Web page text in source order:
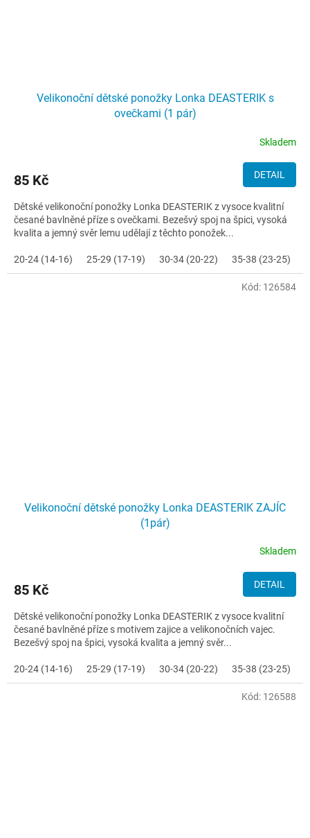
Velikonoční dětské ponožky Lonka DEASTERIK s
ovečkami (1 pár)
Skladem
85 Kč DETAIL
Dětské velikonoční ponožky Lonka DEASTERIK z vysoce kvalitní
česané bavlněné příze s ovečkami. Bezešvý spoj na špici, vysoká
kvalita a jemný svěr lemu udělají z těchto ponožek...
20-24 (14-16) 25-29 (17-19) 30-34 (20-22) 35-38 (23-25)
Velikonoční dětské ponožky Lonka DEASTERIK ZAJÍC
(1pár)
Skladem
85 Kč DETAIL
Dětské velikonoční ponožky Lonka DEASTERIK z vysoce kvalitní
česané bavlněné příze s motivem zajice a velikonočních vajec.
Bezešvý spoj na špici, vysoká kvalita a jemný svěr...
20-24 (14-16) 25-29 (17-19) 30-34 (20-22) 35-38 (23-25)
Kód: 126584
Kód: 126588